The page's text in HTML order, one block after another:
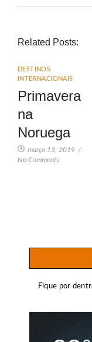
Related Posts:
DESTINOS
INTERNACIONAIS
Primavera
na
Noruega
março 13, 2019 /
No Comments
Fique por